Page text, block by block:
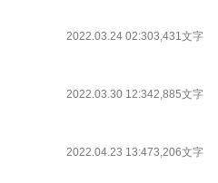
2022.03.24 02:303,431文字
2022.03.30 12:342,885文字
2022.04.23 13:473,206文字